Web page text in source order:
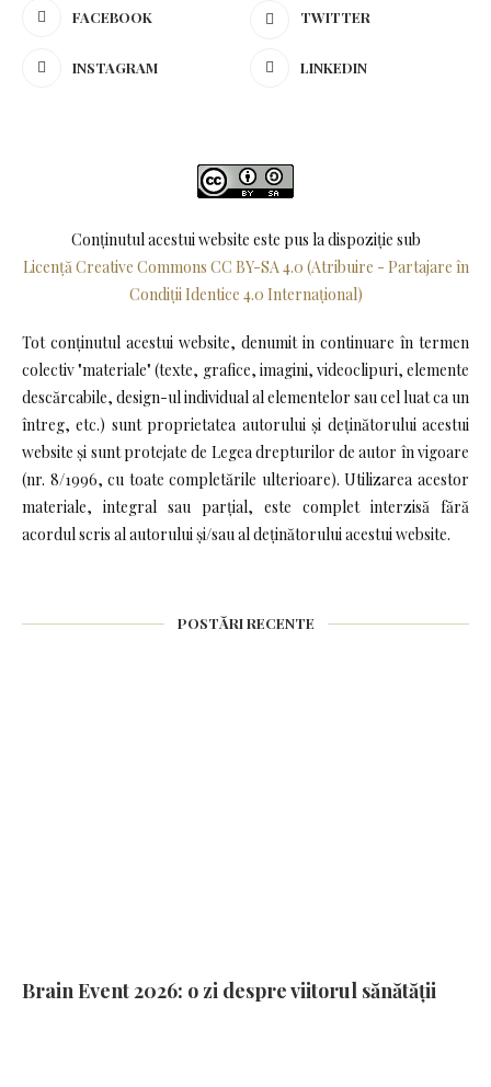
FACEBOOK TWITTER
INSTAGRAM LINKEDIN
Conținutul acestui website este pus la dispoziţie sub
Licență Creative Commons CC BY-SA 4.0 (Atribuire - Partajare în
Condiții Identice 4.0 Internațional)
Tot conținutul acestui website, denumit in continuare în termen
colectiv "materiale" (texte, grafice, imagini, videoclipuri, elemente
descărcabile, design-ul individual al elementelor sau cel luat ca un
întreg, etc.) sunt proprietatea autorului și deținătorului acestui
website și sunt protejate de Legea drepturilor de autor în vigoare
(nr. 8/1996, cu toate completările ulterioare). Utilizarea acestor
materiale, integral sau parțial, este complet interzisă fără
acordul scris al autorului și/sau al deținătorului acestui website.
POSTĂRI RECENTE
Brain Event 2026: o zi despre viitorul sănătății